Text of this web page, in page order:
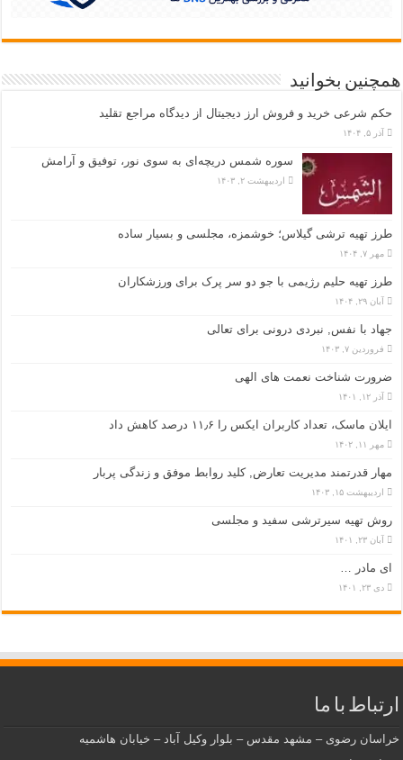
همچنین بخوانید
حکم شرعی خرید و فروش ارز دیجیتال از دیدگاه مراجع تقلید
آذر ۵, ۱۴۰۴
سوره شمس دریچه‌ای به سوی نور، توفیق و آرامش
اردیبهشت ۲, ۱۴۰۳
طرز تهیه ترشی گیلاس؛ خوشمزه، مجلسی و بسیار ساده
مهر ۷, ۱۴۰۴
طرز تهیه حلیم رژیمی با جو دو سر پرک برای ورزشکاران
آبان ۲۹, ۱۴۰۴
جهاد با نفس, نبردی درونی برای تعالی
فروردین ۷, ۱۴۰۳
ضرورت شناخت نعمت های الهی
آذر ۱۲, ۱۴۰۱
ایلان ماسک، تعداد کاربران ایکس را ۱۱٫۶ درصد کاهش داد
مهر ۱۱, ۱۴۰۲
مهار قدرتمند مدیریت تعارض, کلید روابط موفق و زندگی پربار
اردیبهشت ۱۵, ۱۴۰۳
روش تهیه سیرترشی سفید و مجلسی
آبان ۲۳, ۱۴۰۱
ای مادر …
دی ۲۳, ۱۴۰۱
ارتباط با ما
خراسان رضوی – مشهد مقدس – بلوار وکیل آباد – خیابان هاشمیه